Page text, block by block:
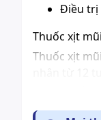
Điều trị
Thuốc xịt
Thuốc xịt
nhân từ 12